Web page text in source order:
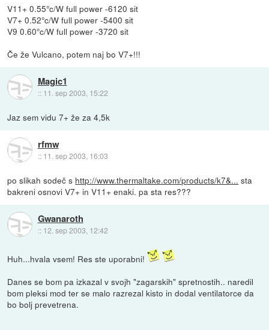
V11+ 0.55°c/W full power -6120 sit
V7+ 0.52°c/W full power -5400 sit
V9 0.60°c/W full power -3720 sit
Če že Vulcano, potem naj bo V7+!!!
Magic1
:: 11. sep 2003, 15:22
Jaz sem vidu 7+ že za 4,5k
rfmw
:: 11. sep 2003, 16:03
po slikah sodeč s http://www.thermaltake.com/products/k7&... sta
bakreni osnovi V7+ in V11+ enaki. pa sta res???
Gwanaroth
:: 12. sep 2003, 12:42
Huh...hvala vsem! Res ste uporabni!
Danes se bom pa izkazal v svojh "zagarskih" spretnostih.. naredil
bom pleksi mod ter se malo razrezal kisto in dodal ventilatorce da
bo bolj prevetrena.